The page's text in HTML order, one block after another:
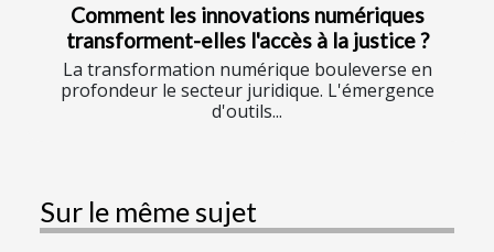
Comment les innovations numériques
transforment-elles l'accès à la justice ?
La transformation numérique bouleverse en
profondeur le secteur juridique. L'émergence
d'outils...
Sur le même sujet